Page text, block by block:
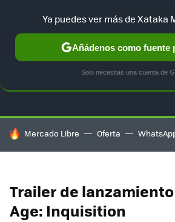
HOY SE HABLA DE
Mercado Libre Oferta
Trailer de
Age: Inquisition
Ya puedes ver más de Xataka
Añádenos como fuente
Solo necesitas una cuenta de